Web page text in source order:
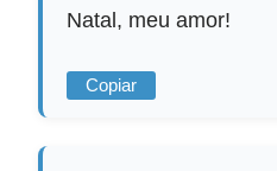
Natal, meu amor!
Copiar